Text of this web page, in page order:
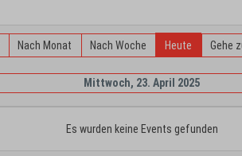
Nach Monat Nach Woche Heute Gehe
Mittwoch, 23. April 2025
Es wurden keine Events gefunden